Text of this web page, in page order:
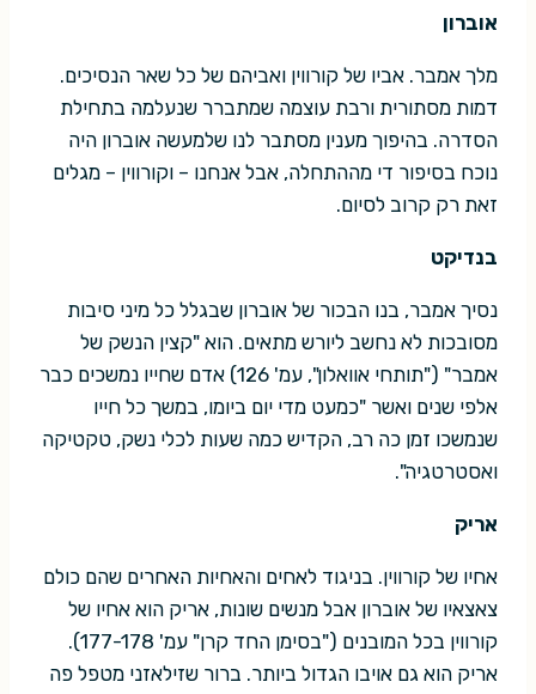
אוברון
מלך אמבר. אביו של קורווין ואביהם של כל שאר הנסיכים.
דמות מסתורית ורבת עוצמה שמתברר שנעלמה בתחילת
הסדרה. בהיפוך מענין מסתבר לנו שלמעשה אוברון היה
נוכח בסיפור די מההתחלה, אבל אנחנו – וקורווין – מגלים
זאת רק קרוב לסיום.
בנדיקט
נסיך אמבר, בנו הבכור של אוברון שבגלל כל מיני סיבות
מסובכות לא נחשב ליורש מתאים. הוא "קצין הנשק של
אמבר" ("תותחי אוואלון", עמ' 126) אדם שחייו נמשכים כבר
אלפי שנים ואשר "כמעט מדי יום ביומו, במשך כל חייו
שנמשכו זמן כה רב, הקדיש כמה שעות לכלי נשק, טקטיקה
ואסטרטגיה".
אריק
אחיו של קורווין. בניגוד לאחים והאחיות האחרים שהם כולם
צאצאיו של אוברון אבל מנשים שונות, אריק הוא אחיו של
קורווין בכל המובנים ("בסימן החד קרן" עמ' 177-178).
אריק הוא גם אויבו הגדול ביותר. ברור שזילאזני מטפל פה